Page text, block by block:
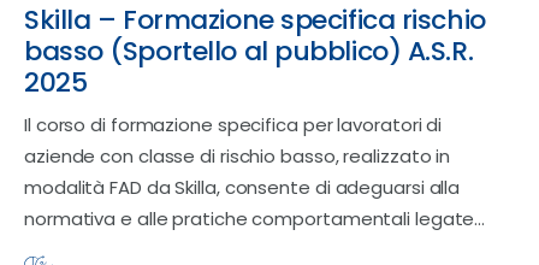
Skilla – Formazione specifica rischio
basso (Sportello al pubblico) A.S.R.
2025
Il corso di formazione specifica per lavoratori di
aziende con classe di rischio basso, realizzato in
modalità FAD da Skilla, consente di adeguarsi alla
normativa e alle pratiche comportamentali legate…